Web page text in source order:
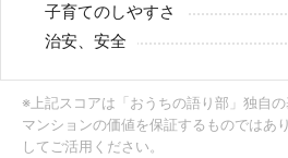
子育てのしやすさ
治安、安全
※上記スコアは「おうちの語り部」独自の
マンションの価値を保証するものではあ
してご活用ください。